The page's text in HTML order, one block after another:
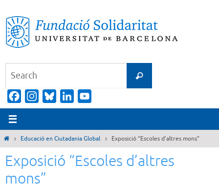
to
content
Search
FacebookInstagramBlueskyLinkedIn
Channel
HomeEducació en Ciutadania Global Exposició “Escoles d’altres mons”
Exposició “Escoles d’altres
mons”